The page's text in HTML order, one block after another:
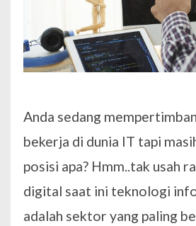
Anda sedang
bekerja di dunia IT tapi
posisi apa? Hmm..tak usah
digital saat ini teknologi
adalah sektor yang paling